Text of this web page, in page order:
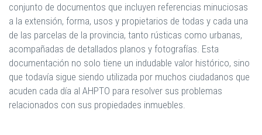
conjunto de documentos que incluyen referencias minuciosas
a la extensión, forma, usos y propietarios de todas y cada una
de las parcelas de la provincia, tanto rústicas como urbanas,
acompañadas de detallados planos y fotografías. Esta
documentación no solo tiene un indudable valor histórico, sino
que todavía sigue siendo utilizada por muchos ciudadanos que
acuden cada día al AHPTO para resolver sus problemas
relacionados con sus propiedades inmuebles.